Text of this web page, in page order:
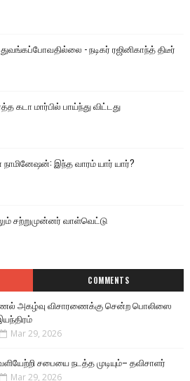
- நடிகர் ரஜினிகாந்த் திடீர்
கடா மார்பில் பாய்ந்து விட்டது
இந்த வாரம் யார் யார்?
சற்றுமுன்னர் வாள்வெட்டு
COMMENTS
அகழ்வு விசாரணைக்கு சென்ற பொலிஸை
Mar 29, 2026
சபையை நடத்த முடியும்– தவிசாளர்
Mar 29, 2026